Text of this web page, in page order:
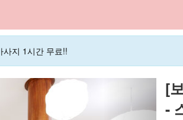
지 1시간 무료!!
[
-